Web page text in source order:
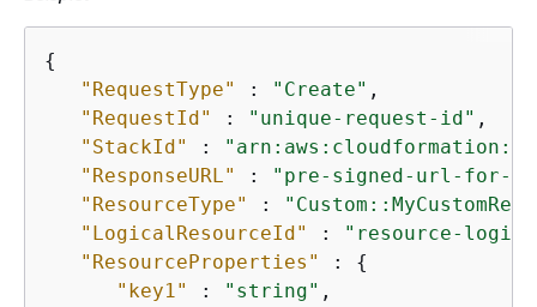
{
"RequestType"
: "Create" ,
"RequestId"
: "unique-request-id" ,
"StackId"
:
"ResponseURL"
:
"pre-signed-url-for-
"ResourceType"
:
"LogicalResourceId"
:
"resource-
"ResourceProperties"
: {
"key1"
: "string" ,